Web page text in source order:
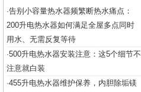
·告别小容量热水器频繁断热水痛点：
200升电热水器如何满足全屋多点同时
用水、无需反复等待
·500升电热水器安装注意：这5个细节不
注意就白装
·455升电热水器维护保养，内胆除垢镁